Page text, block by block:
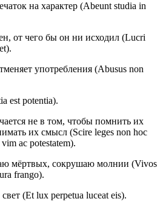
на характер (Abeunt studia in
от чего бы он ни исходил (Lucri
употребления (Abusus non
est potentia).
не в том, чтобы помнить их
их смысл (Scire leges non hoc
ac potestatem).
мёртвых, сокрушаю молнии (Vivos
frango).
(Et lux perpetua luceat eis).